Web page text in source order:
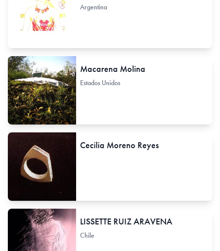
Argentina
Macarena Molina
Estados Unidos
Cecilia Moreno Reyes
LISSETTE RUIZ ARAVENA
Chile